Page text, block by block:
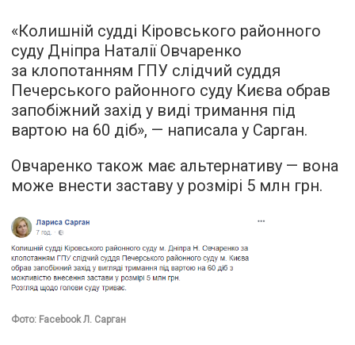
«Колишній судді Кіровського районного
суду Дніпра Наталії Овчаренко
за клопотанням ГПУ слідчий суддя
Печерського районного суду Києва обрав
запобіжний захід у виді тримання під
вартою на 60 діб», — написала у Сарган.
Овчаренко також має альтернативу — вона
може внести заставу у розмірі 5 млн грн.
Фото: Facebook Л. Сарган